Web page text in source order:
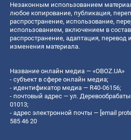
Незаконным использованием
любое копирование, публикация,
распространение, использование,
использованием, включением в состав
распространение, адаптация, перевод
изменения материала.
Название онлайн медиа — «OBOZ.UA»
- субъект в сфере онлайн медиа;
- идентификатор медиа — R40-06156;
- почтовый адрес — ул.
01013;
- адрес электронной почты — [email
585 46 20